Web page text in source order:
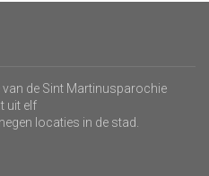
de Sint Martinusparochie
uit elf
locaties in de stad.